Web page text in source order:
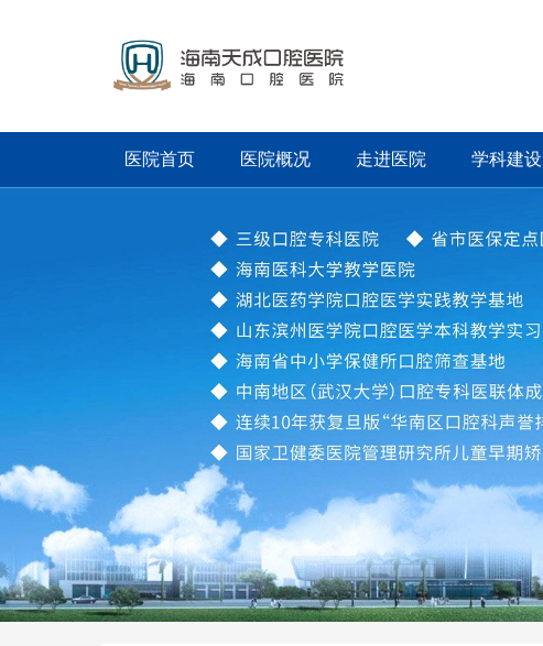
医院首页 医院概况 走进医院 学科建设